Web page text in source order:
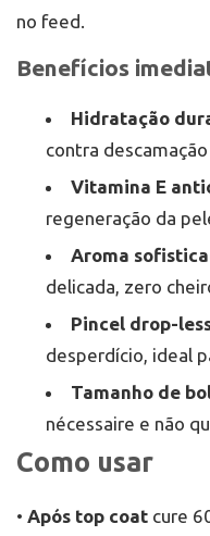
no feed.
Benefícios
Hidratação
contra
Vitamina E
regeneração da
Aroma
delicada, zero
Pincel drop-
desperdício, ideal
Tamanho de
nécessaire e não
Como usar
• Após top coat cure